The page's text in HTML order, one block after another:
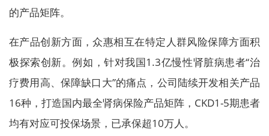
的产品矩阵。
在产品创新方面，众惠相互在特定人群风险保障方面积
极探索创新。例如，针对我国1.3亿慢性肾脏病患者“治
疗费用高、保障缺口大”的痛点，公司陆续开发相关产品
16种，打造国内最全肾病保险产品矩阵，CKD1-5期患者
均有对应可投保场景，已承保超10万人。